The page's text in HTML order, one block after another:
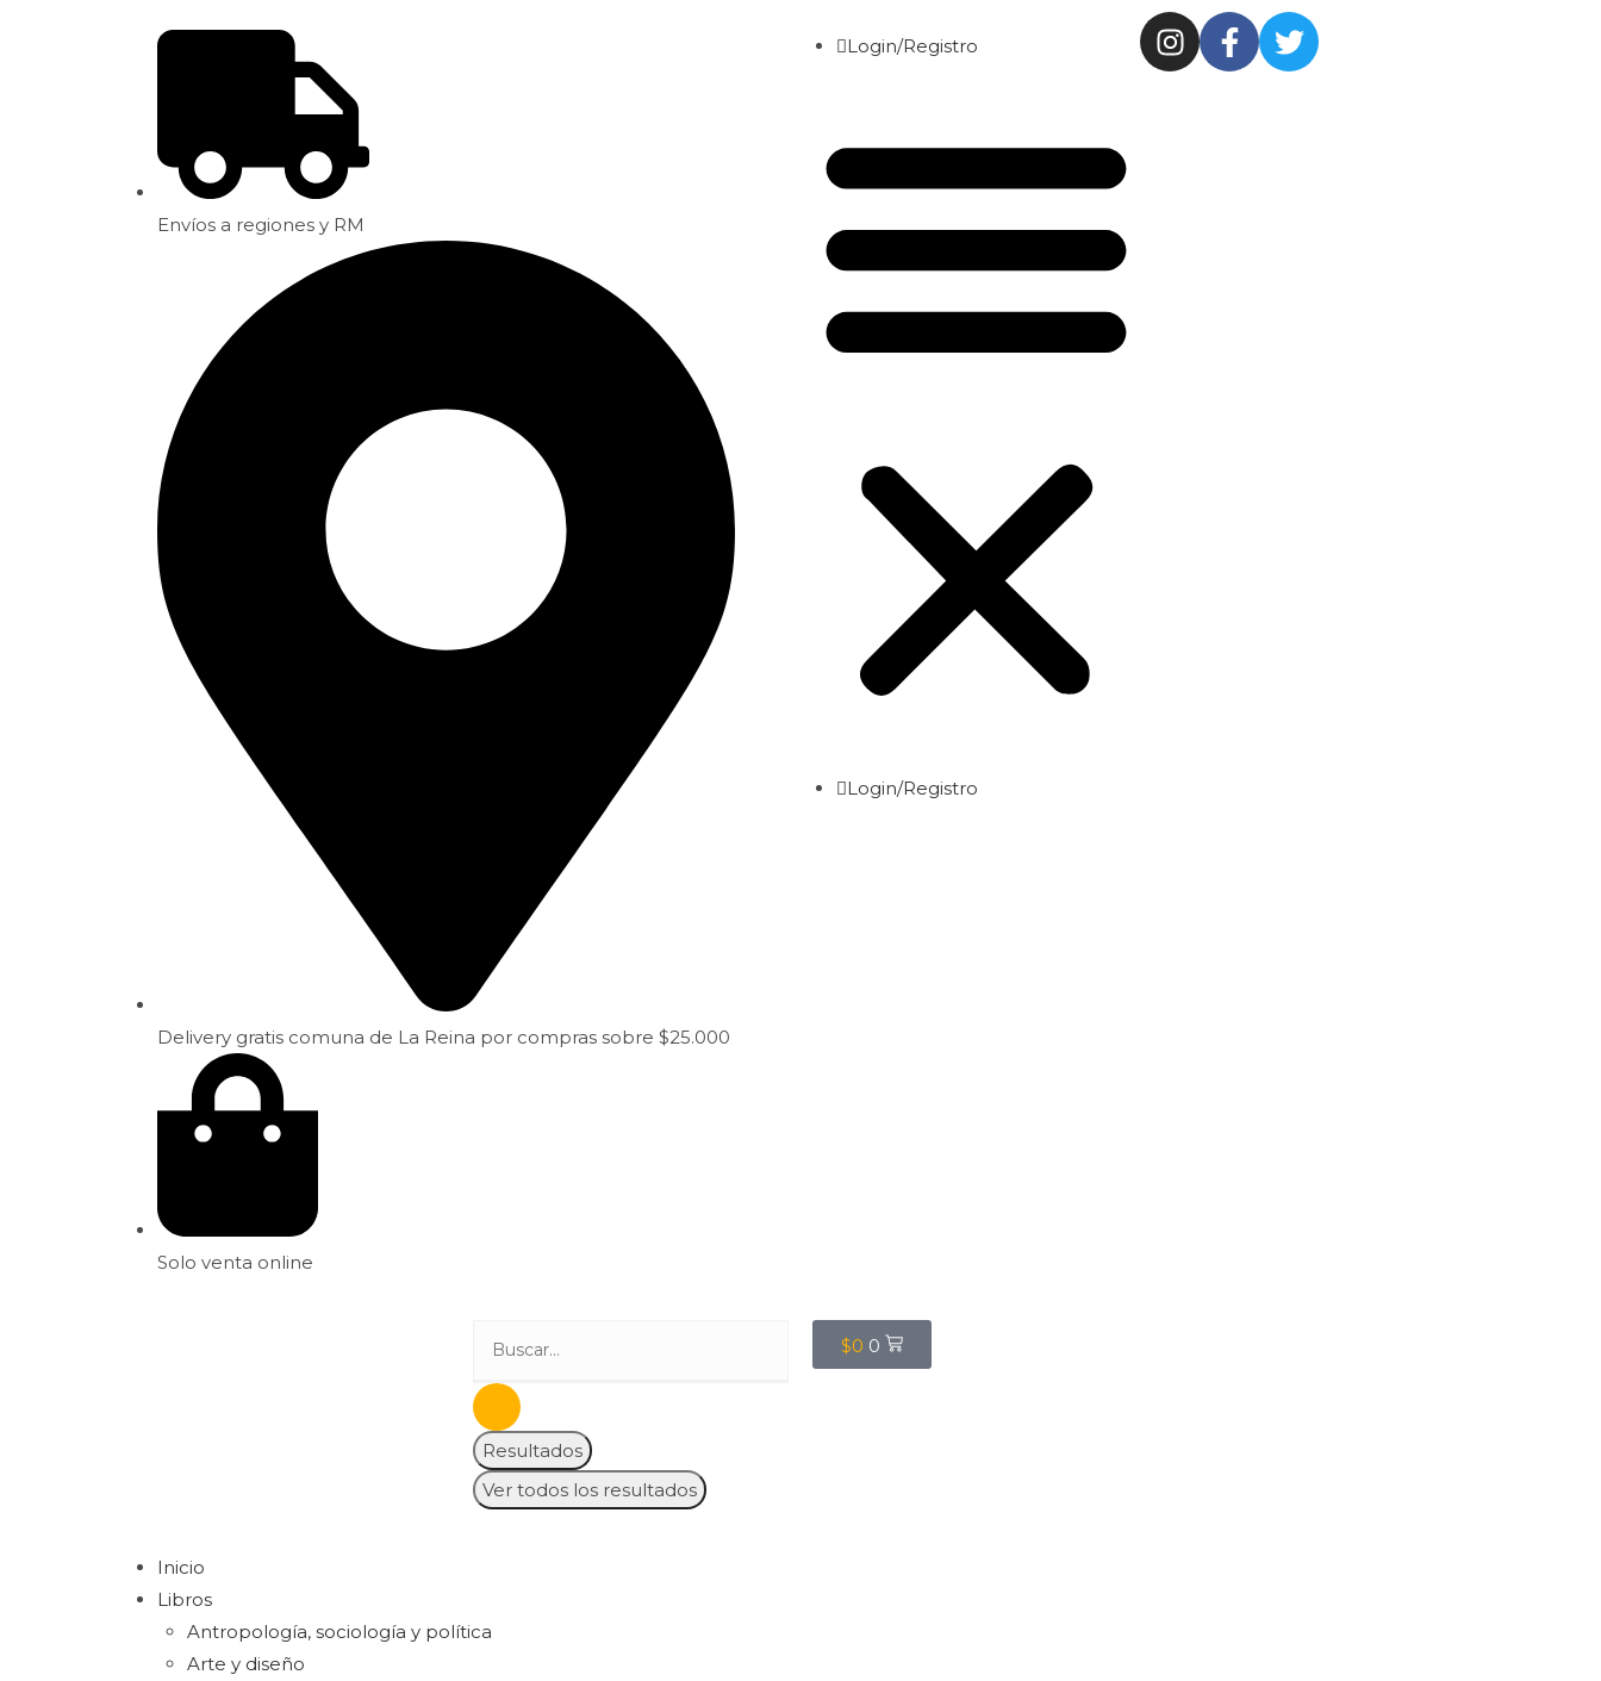
Envíos a regiones y RM
Delivery gratis comuna de La Reina por compras sobre $25.000
Solo venta online
Login/Registro
Login/Registro
Resultados
Ver todos los resultados
$0 0
Inicio
Libros
Antropología, sociología y política
Arte y diseño